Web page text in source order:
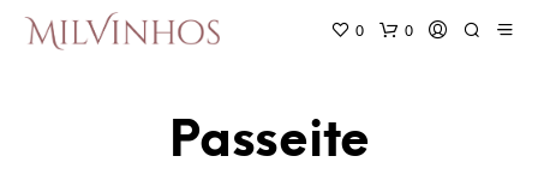
0 0
Passeite